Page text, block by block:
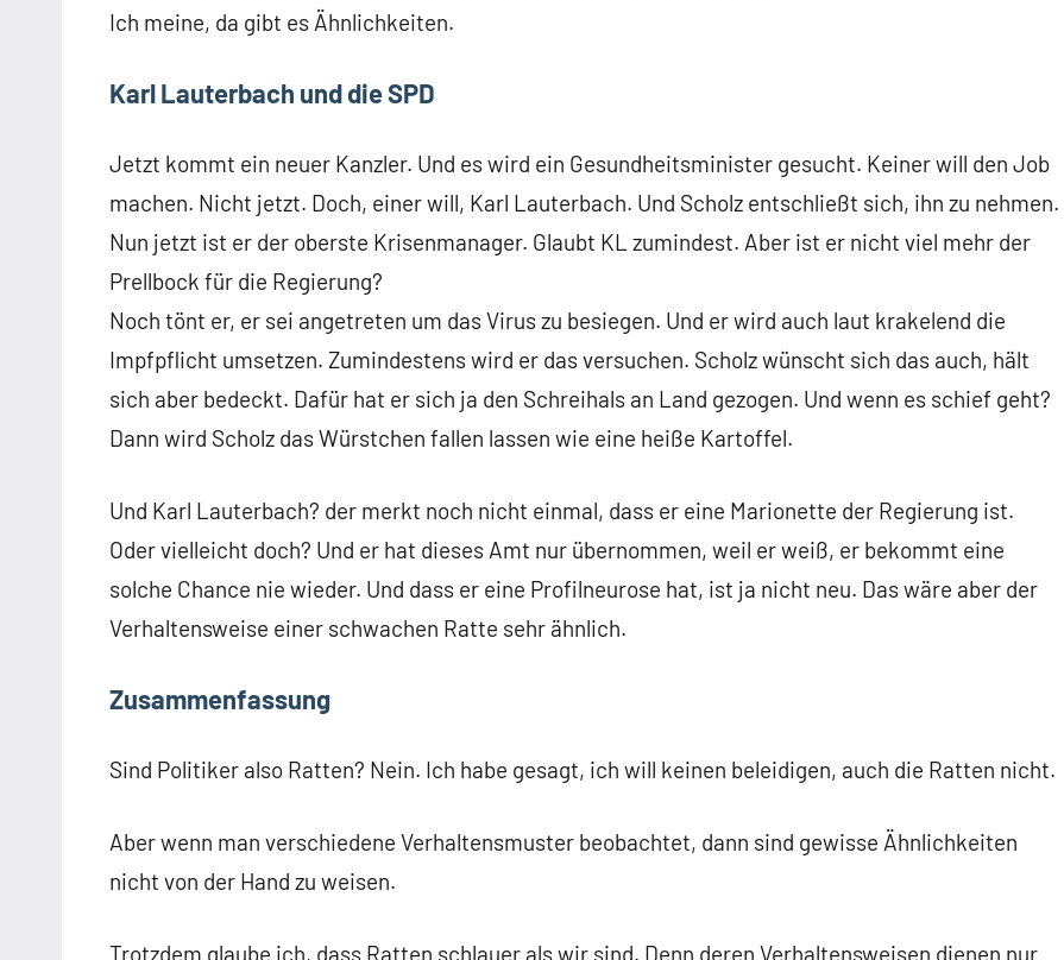
Ich meine, da gibt es Ähnlichkeiten.
Karl Lauterbach und die SPD
Jetzt kommt ein neuer Kanzler. Und es wird ein Gesundheitsminister gesucht. Keiner will den Job
machen. Nicht jetzt. Doch, einer will, Karl Lauterbach. Und Scholz entschließt sich, ihn zu nehmen.
Nun jetzt ist er der oberste Krisenmanager. Glaubt KL zumindest. Aber ist er nicht viel mehr der
Prellbock für die Regierung?
Noch tönt er, er sei angetreten um das Virus zu besiegen. Und er wird auch laut krakelend die
Impfpflicht umsetzen. Zumindestens wird er das versuchen. Scholz wünscht sich das auch, hält
sich aber bedeckt. Dafür hat er sich ja den Schreihals an Land gezogen. Und wenn es schief geht?
Dann wird Scholz das Würstchen fallen lassen wie eine heiße Kartoffel.
Und Karl Lauterbach? der merkt noch nicht einmal, dass er eine Marionette der Regierung ist.
Oder vielleicht doch? Und er hat dieses Amt nur übernommen, weil er weiß, er bekommt eine
solche Chance nie wieder. Und dass er eine Profilneurose hat, ist ja nicht neu. Das wäre aber der
Verhaltensweise einer schwachen Ratte sehr ähnlich.
Zusammenfassung
Sind Politiker also Ratten? Nein. Ich habe gesagt, ich will keinen beleidigen, auch die Ratten nicht.
Aber wenn man verschiedene Verhaltensmuster beobachtet, dann sind gewisse Ähnlichkeiten
nicht von der Hand zu weisen.
Trotzdem glaube ich, dass Ratten schlauer als wir sind. Denn deren Verhaltensweisen dienen nur